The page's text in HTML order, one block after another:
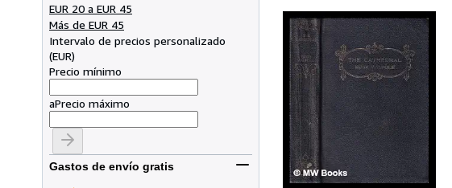
EUR 20 a EUR 45
Más de EUR 45
Intervalo de precios personalizado
(EUR)
Precio mínimo
aPrecio máximo
Gastos de envío gratis